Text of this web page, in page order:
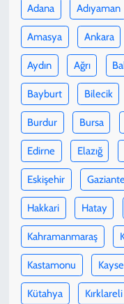
Adana Adıyaman
Amasya Ankara
Aydın Ağrı
Bayburt Bilecik
Burdur Bursa
Edirne Elazığ
Eskişehir
Hakkari Hatay
Kahramanmaraş
Kastamonu
Kütahya Kırklareli